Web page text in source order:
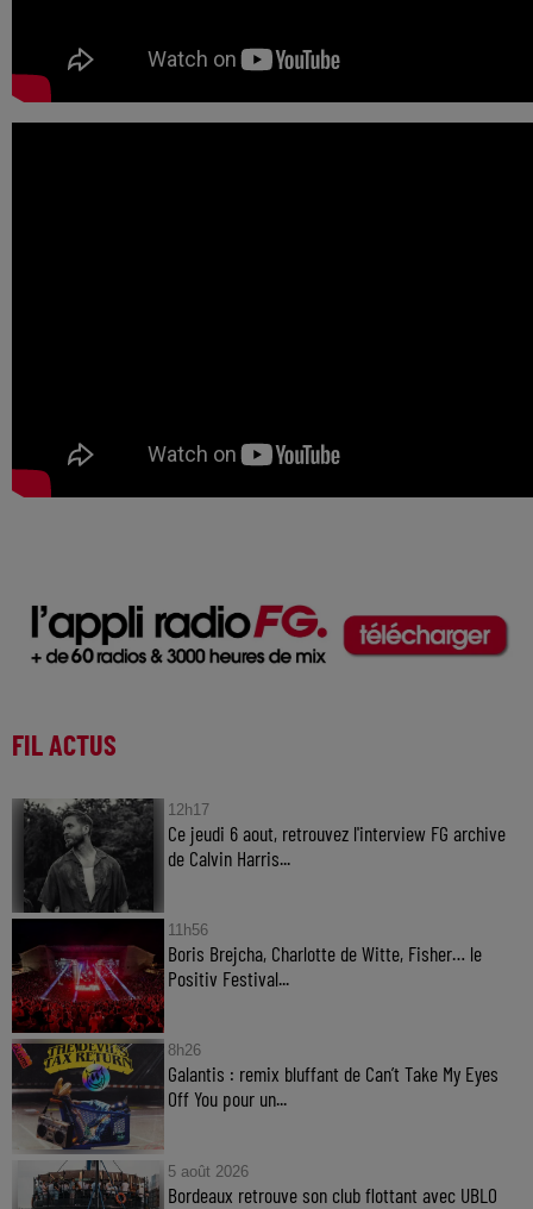
FIL ACTUS
12h17
Ce jeudi 6 aout, retrouvez l'interview FG archive
de Calvin Harris...
11h56
Boris Brejcha, Charlotte de Witte, Fisher… le
Positiv Festival...
8h26
Galantis : remix bluffant de Can’t Take My Eyes
Off You pour un...
5 août 2026
Bordeaux retrouve son club flottant avec UBLO